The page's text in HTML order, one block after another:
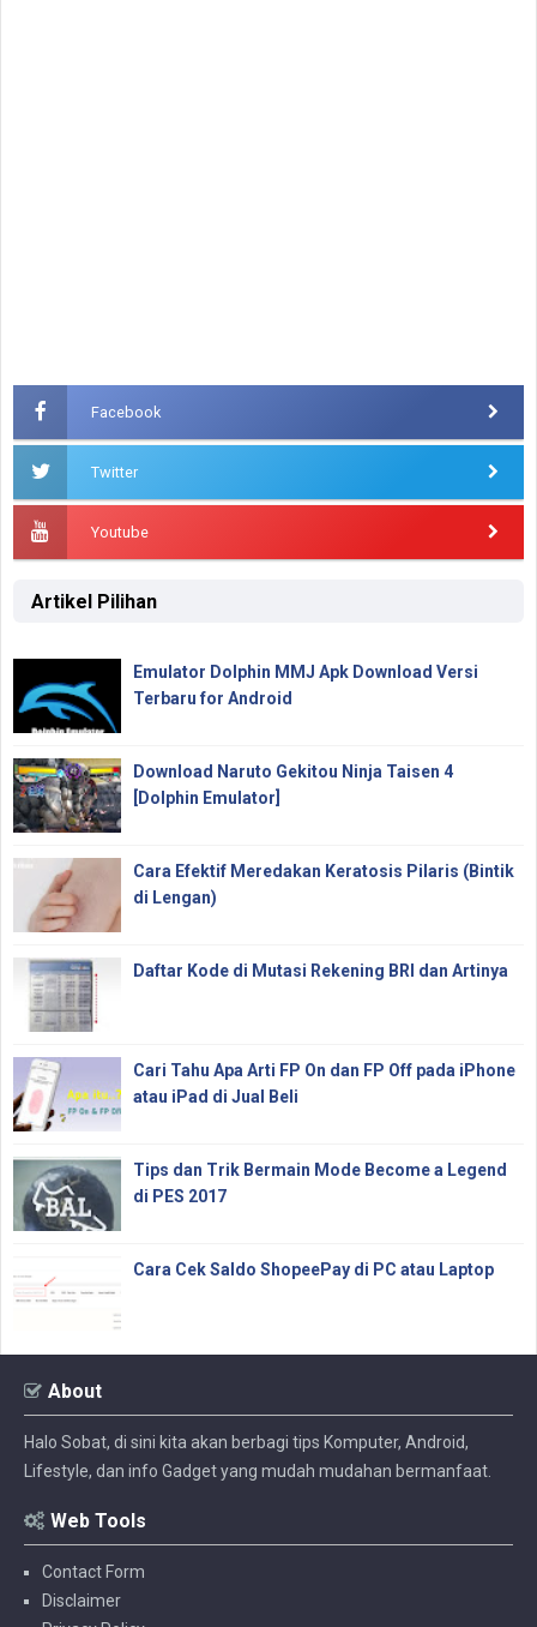
Facebook
Twitter
Youtube
Artikel Pilihan
Emulator Dolphin MMJ Apk Download Versi
Terbaru for Android
Download Naruto Gekitou Ninja Taisen 4
[Dolphin Emulator]
Cara Efektif Meredakan Keratosis Pilaris (Bintik
di Lengan)
Daftar Kode di Mutasi Rekening BRI dan Artinya
Cari Tahu Apa Arti FP On dan FP Off pada iPhone
atau iPad di Jual Beli
Tips dan Trik Bermain Mode Become a Legend
di PES 2017
Cara Cek Saldo ShopeePay di PC atau Laptop
About
Halo Sobat, di sini kita akan berbagi tips Komputer, Android,
Lifestyle, dan info Gadget yang mudah mudahan bermanfaat.
Web Tools
Contact Form
Disclaimer